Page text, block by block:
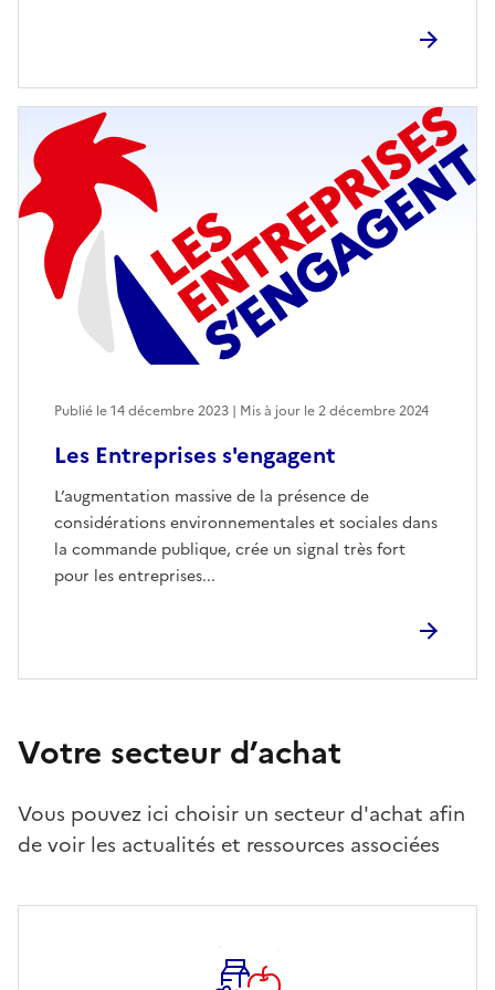
Les Entreprises s'engagent
L’augmentation massive de la présence de
considérations environnementales et sociales dans
la commande publique, crée un signal très fort
pour les entreprises...
Publié le 14 décembre 2023 | Mis à jour le 2 décembre 2024
Votre secteur d’achat
Vous pouvez ici choisir un secteur d'achat afin
de voir les actualités et ressources associées